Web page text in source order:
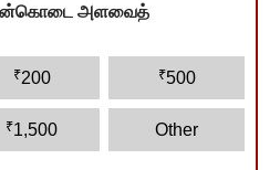
அளவைத்
₹200 ₹500
₹1,500 Other